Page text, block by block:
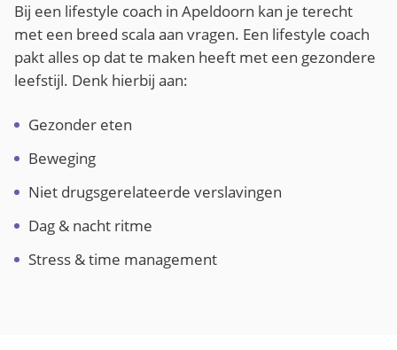
Bij een lifestyle coach in Apeldoorn kan je terecht
met een breed scala aan vragen. Een lifestyle coach
pakt alles op dat te maken heeft met een gezondere
leefstijl. Denk hierbij aan:
Gezonder eten
Beweging
Niet drugsgerelateerde verslavingen
Dag & nacht ritme
Stress & time management